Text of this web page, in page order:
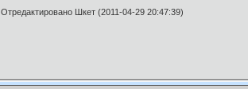
Отредактировано Шкет (2011-04-29 20:47:39)